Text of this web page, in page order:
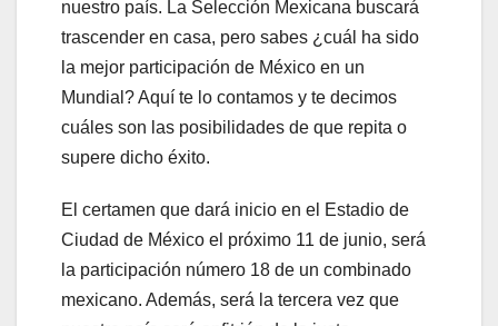
nuestro país. La Selección Mexicana buscará
trascender en casa, pero sabes ¿cuál ha sido
la mejor participación de México en un
Mundial? Aquí te lo contamos y te decimos
cuáles son las posibilidades de que repita o
supere dicho éxito.
El certamen que dará inicio en el Estadio de
Ciudad de México el próximo 11 de junio, será
la participación número 18 de un combinado
mexicano. Además, será la tercera vez que